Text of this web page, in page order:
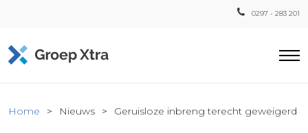
0297 - 283 201
Home Nieuws Geruisloze inbreng terecht geweigerd